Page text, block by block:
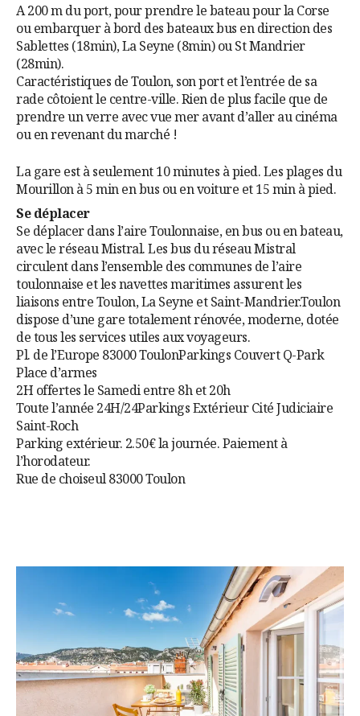
A 200 m du port, pour prendre le bateau pour la Corse
ou embarquer à bord des bateaux bus en direction des
Sablettes (18min), La Seyne (8min) ou St Mandrier
(28min).
Caractéristiques de Toulon, son port et l’entrée de sa
rade côtoient le centre-ville. Rien de plus facile que de
prendre un verre avec vue mer avant d’aller au cinéma
ou en revenant du marché !
La gare est à seulement 10 minutes à pied. Les plages du
Mourillon à 5 min en bus ou en voiture et 15 min à pied.
Se déplacer
Se déplacer dans l’aire Toulonnaise, en bus ou en bateau,
avec le réseau Mistral. Les bus du réseau Mistral
circulent dans l’ensemble des communes de l’aire
toulonnaise et les navettes maritimes assurent les
liaisons entre Toulon, La Seyne et Saint-Mandrier.Toulon
dispose d’une gare totalement rénovée, moderne, dotée
de tous les services utiles aux voyageurs.
Pl. de l’Europe 83000 ToulonParkings Couvert Q-Park
Place d’armes
2H offertes le Samedi entre 8h et 20h
Toute l’année 24H/24Parkings Extérieur Cité Judiciaire
Saint-Roch
Parking extérieur. 2.50€ la journée. Paiement à
l’horodateur.
Rue de choiseul 83000 Toulon